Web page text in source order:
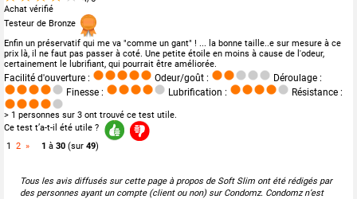
Achat vérifié
Testeur de Bronze
Enfin un préservatif qui me va "comme un gant" ! ... la bonne taille..e sur mesure à ce
prix là, il ne faut pas passer à coté. Une petite étoile en moins à cause de l'odeur,
certainement le lubrifiant, qui pourrait être améliorée.
Facilité d'ouverture : Odeur/goût :
Déroulage :
Finesse :
Lubrification : Résistance :
> 1 personnes sur 3 ont trouvé ce test utile.
Ce test t’a-t-il été utile ?
1
2 » 1 à 30 (sur 49)
Tous les avis diffusés sur cette page à propos de Soft Slim ont été rédigés par
des personnes ayant un compte (client ou non) sur Condomz. Condomz n’est